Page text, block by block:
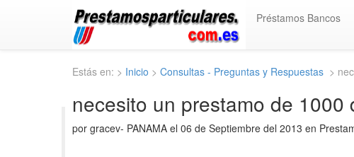
Préstamos Bancos
Estás en: > Inicio > Consultas - Preguntas y Respuestas >
necesito un prestamo de 1000
por gracev- PANAMA el 06 de Septiembre del 2013 en